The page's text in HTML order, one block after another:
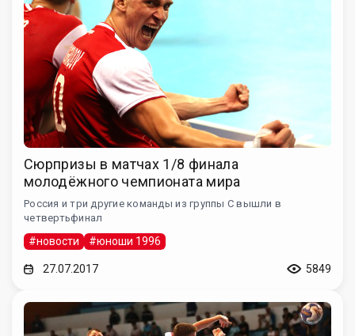
Сюрпризы в матчах 1/8 финала
молодёжного чемпионата мира
Россия и три другие команды из группы C вышли в
четвертьфинал
#новости #юноши 1996
27.07.2017 5849